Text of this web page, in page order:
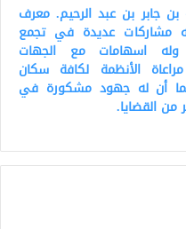
بن جابر بن عبد الرحيم. معرف
مشاركات عديدة في تجمع
وله اسهامات مع الجهات
الأنظمة لكافة سكان
كما أن له جهود مشكورة في
من القضايا.